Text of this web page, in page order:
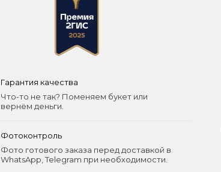
Гарантия качества
Что-то не так? Поменяем букет или
вернём деньги.
Фотоконтроль
Фото готового заказа перед доставкой в
WhatsApp, Telegram при необходимости.